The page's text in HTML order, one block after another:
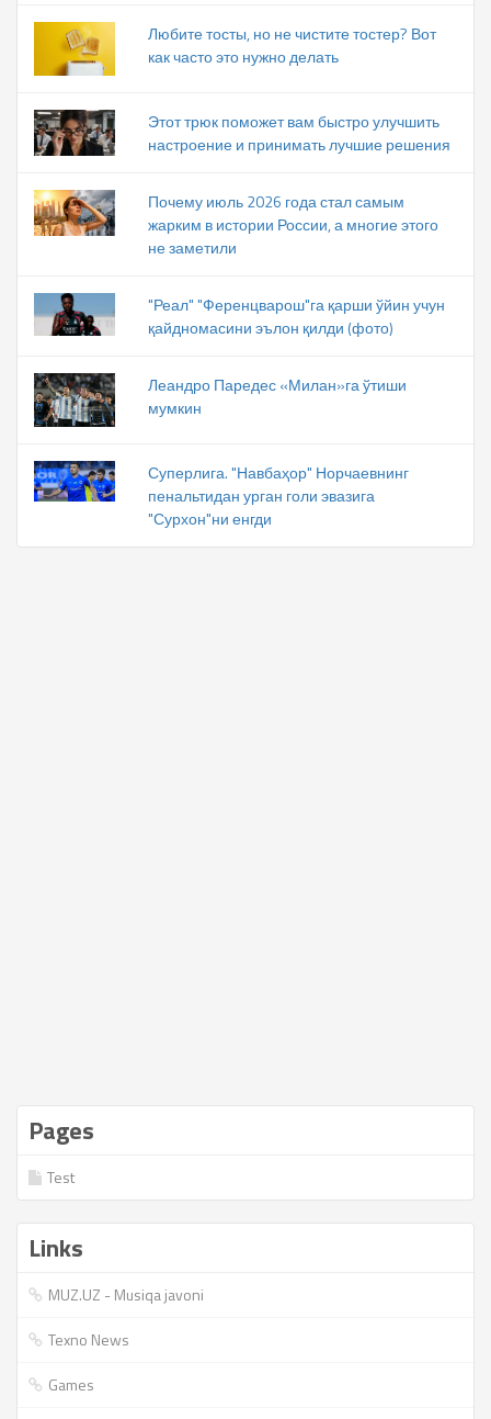
Любите тосты, но не чистите тостер? Вот
как часто это нужно делать
Этот трюк поможет вам быстро улучшить
настроение и принимать лучшие решения
Почему июль 2026 года стал самым
жарким в истории России, а многие этого
не заметили
"Реал" "Ференцварош"га қарши ўйин учун
қайдномасини эълон қилди (фото)
Леандро Паредес «Милан»га ўтиши
мумкин
Суперлига. "Навбаҳор" Норчаевнинг
пенальтидан урган голи эвазига
"Сурхон"ни енгди
Pages
Test
Links
MUZ.UZ - Musiqa javoni
Texno News
Games